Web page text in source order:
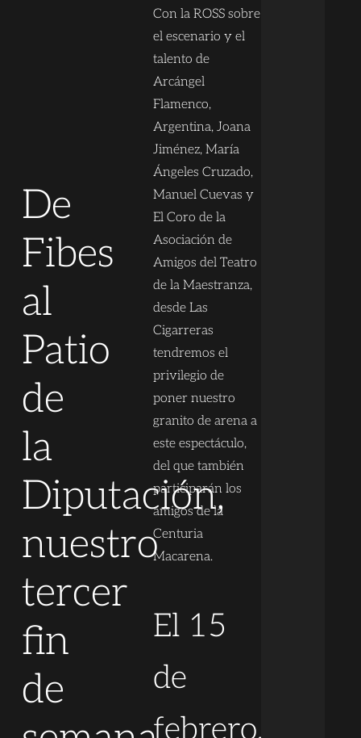
De
Fibes
al
Patio
de
la
Diputación,
nuestro
tercer
fin
de
Con la ROSS sobre
el escenario y el
talento de
Arcángel
Flamenco,
Argentina, Joana
Jiménez, María
Ángeles Cruzado,
Manuel Cuevas y
El Coro de la
Asociación de
Amigos del Teatro
de la Maestranza,
desde Las
Cigarreras
tendremos el
privilegio de
poner nuestro
granito de arena a
este espectáculo,
del que también
participarán los
amigos de la
Centuria
Macarena.
El 15
de
febrero,